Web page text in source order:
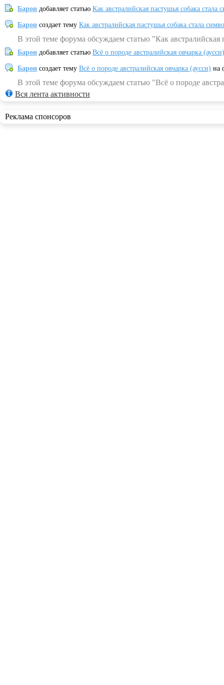
Барон добавляет статью Как австралийская пастушья собака
Барон создает тему Как австралийская пастушья собака стала
В этой теме форума обсуждаем статью "Как
Барон добавляет статью Всё о породе австралийская овчарка (аусси)
Барон создает тему Всё о породе австралийская овчарка (аусси) на
В этой теме форума обсуждаем статью "Всё о породе
Вся лента активности
Реклама спонсоров